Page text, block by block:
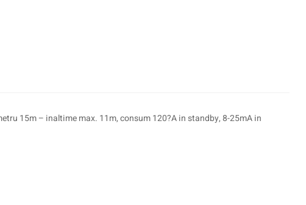
15m – inaltime max. 11m, consum 120?A in standby, 8-25mA in